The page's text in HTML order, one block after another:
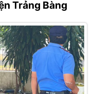
Trảng Bàng